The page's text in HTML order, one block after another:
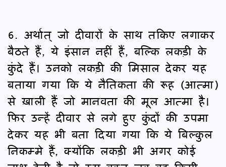
6. अर्थात् जो दीवारों के साथ तकिए लगाकर
बैठते हैं, ये इंसान नहीं हैं, बल्कि लकड़ी के
कुंदे हैं। उनको लकड़ी की मिसाल देकर यह
बताया गया कि ये नैतिकता की रूह (आत्मा)
से ख़ाली हैं जो मानवता की मूल आत्मा है।
फिर उन्हें दीवार से लगे हुए कुंदों की उपमा
देकर यह भी बता दिया गया कि ये बिल्कुल
निकम्मे हैं, क्योंकि लकड़ी भी अगर कोई